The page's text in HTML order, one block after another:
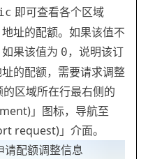
即可查看各个区域
址的配额。如果该值不
果该值为 0，说明该订
的配额，需要请求调整
区域所在行最右侧的
」图标，导航至
request)」介面。